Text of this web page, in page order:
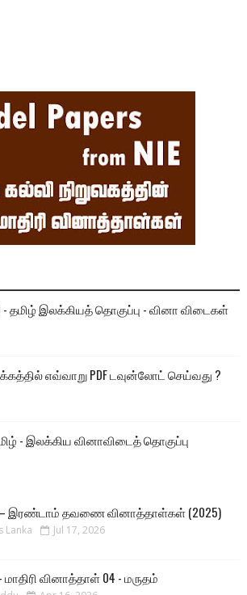
- தமிழ் இலக்கியத் தொகுப்பு - வினா விடைகள்
எவ்வாறு PDF டவுன்லோட் செய்வது ?
- இலக்கிய வினாவிடைத் தொகுப்பு
– இரண்டாம் தவணை வினாத்தாள்கள் (2025)
Lanka Jul 17, 2026
மாதிரி வினாத்தாள் 04 - மருதம்